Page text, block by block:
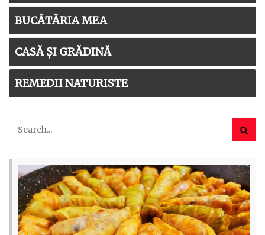
BUCĂTĂRIA MEA
CASĂ ȘI GRĂDINĂ
REMEDII NATURISTE